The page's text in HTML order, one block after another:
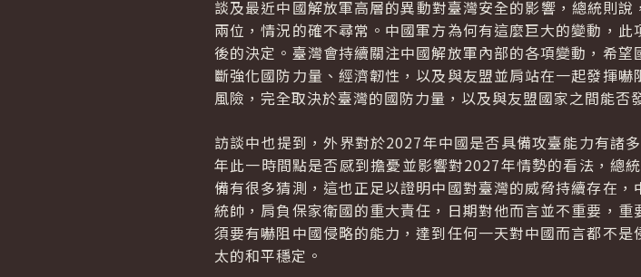
談及最近中國解放軍高層的異動對臺灣安全的影響，總統則
兩位，情況的確不尋常。中國軍方為何有這麼巨大的變動，
後的決定。臺灣會持續關注中國解放軍內部的各項變動，希
斷強化國防力量、經濟韌性，以及與友盟並肩站在一起發揮
風險，完全取決於臺灣的國防力量，以及與友盟國家之間能否
訪談中也提到，外界對於2027年中國是否具備攻臺能力有諸
年此一時間點是否感到擔憂並影響對2027年情勢的看法，總
備有很多猜測，這也正足以證明中國對臺灣的威脅持續存在
統帥，肩負保家衛國的重大責任，日期對他而言並不重要，
須要有嚇阻中國侵略的能力，達到任何一天對中國而言都不
太的和平穩定。